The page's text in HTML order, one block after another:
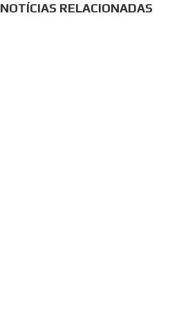
NOTÍCIAS RELACIONADAS